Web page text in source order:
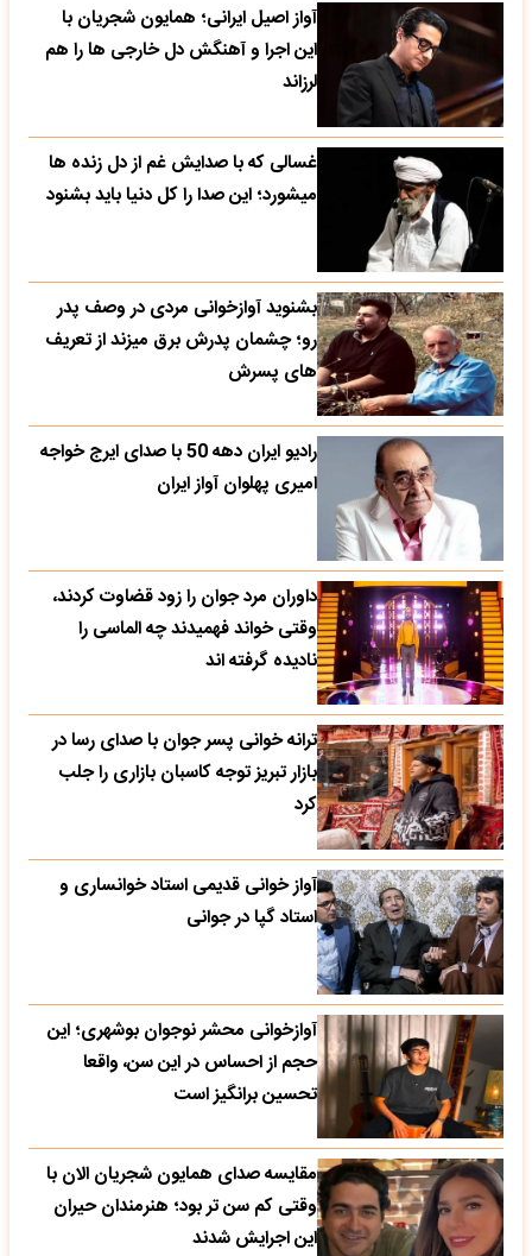
آواز اصیل ایرانی؛ همایون شجریان با
این اجرا و آهنگش دل خارجی ها را هم
لرزاند
غسالی که با صدایش غم از دل زنده ها
میشورد؛ این صدا را کل دنیا باید بشنود
بشنوید آوازخوانی مردی در وصف پدر
رو؛ چشمان پدرش برق میزند از تعریف
های پسرش
رادیو ایران دهه 50 با صدای ایرج خواجه
امیری پهلوان آواز ایران
داوران مرد جوان را زود قضاوت کردند،
وقتی خواند فهمیدند چه الماسی را
نادیده گرفته اند
ترانه خوانی پسر جوان با صدای رسا در
بازار تبریز توجه کاسبان بازاری را جلب
کرد
آواز خوانی قدیمی استاد خوانساری و
استاد گپا در جوانی
آوازخوانی محشر نوجوان بوشهری؛ این
حجم از احساس در این سن، واقعا
تحسین‌ برانگیز است
مقایسه صدای همایون شجریان الان با
وقتی کم سن تر بود؛ هنرمندان حیران
این اجرایش شدند